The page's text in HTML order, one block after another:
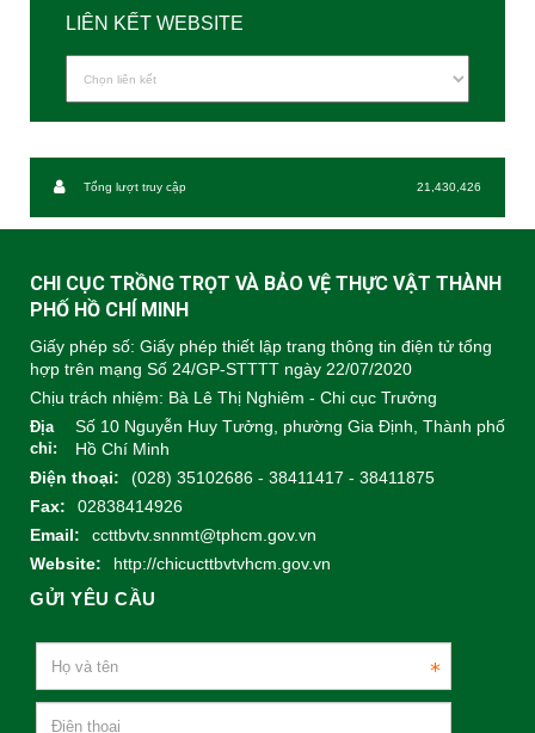
LIÊN KẾT WEBSITE
Tổng lượt truy cập 21,430,426
CHI CỤC TRỒNG TRỌT VÀ BẢO VỆ THỰC VẬT THÀNH
PHỐ HỒ CHÍ MINH
Giấy phép số: Giấy phép thiết lập trang thông tin điện tử tổng
hợp trên mạng Số 24/GP-STTTT ngày 22/07/2020
Chịu trách nhiệm: Bà Lê Thị Nghiêm - Chi cục Trưởng
Địa
chỉ:
Số 10 Nguyễn Huy Tưởng, phường Gia Định, Thành phố
Hồ Chí Minh
Điện thoại:
(028) 35102686 - 38411417 - 38411875
Fax:
02838414926
Email:
ccttbvtv.snnmt@tphcm.gov.vn
Website:
http://chicucttbvtvhcm.gov.vn
GỬI YÊU CẦU